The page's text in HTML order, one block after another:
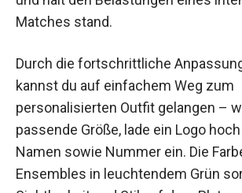
Matches stand.
kannst du auf einfachem Weg zum
personalisierten Outfit gelangen –
passende Größe, lade ein Logo hoch
Namen sowie Nummer ein. Die
Ensembles in leuchtendem Grün
Sichtbarkeit und Stil auf dem Platz.